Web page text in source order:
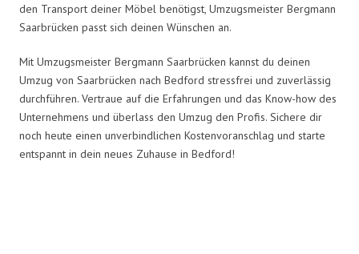
den Transport deiner Möbel benötigst, Umzugsmeister Bergmann
Saarbrücken passt sich deinen Wünschen an.
Mit Umzugsmeister Bergmann Saarbrücken kannst du deinen
Umzug von Saarbrücken nach Bedford stressfrei und zuverlässig
durchführen. Vertraue auf die Erfahrungen und das Know-how des
Unternehmens und überlass den Umzug den Profis. Sichere dir
noch heute einen unverbindlichen Kostenvoranschlag und starte
entspannt in dein neues Zuhause in Bedford!